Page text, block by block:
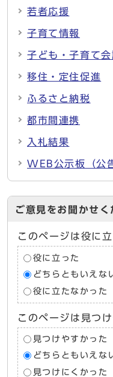
若者応援
子育て情報
子ども・子育て
移住・定住促進
ふるさと納税
都市間連携
入札結果
WEB公示板（公
ご意見をお聞かせく
このページは役に
役に立った
どちらともいえな
役に立たなかった
このページは見つ
見つけやすかった
どちらともいえな
見つけにくかった